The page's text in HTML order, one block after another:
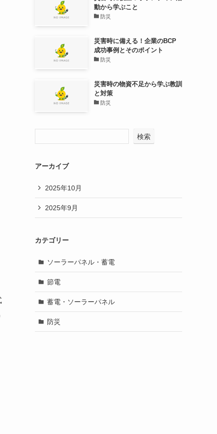
動から学ぶこと
防災
災害時に備える！企業のBCP
成功事例とそのポイント
防災
災害時の物資不足から学ぶ教訓
と対策
防災
検索
アーカイブ
2025年10月
2025年9月
カテゴリー
ソーラーパネル・蓄電
節電
蓄電・ソーラーパネル
防災